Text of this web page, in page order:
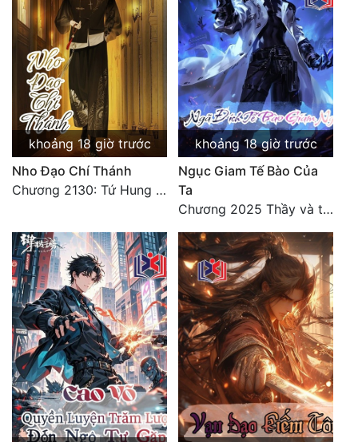
Tính Cách Nhân Vật :
Cơ Trí
Sát Phạt Quyết Đoán
Vô Sỉ
Điềm Đạmkhoảng 18 giờ trước
Nho Đạo Chí Thánh
Chương 2130: Tứ Hung Cổ Yêu
khoảng 18 giờ trước
Ngục Giam Tế Bào Của
Ta
Chương 2025 Thầy và trò